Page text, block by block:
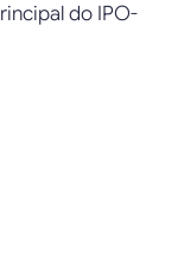
do IPO-